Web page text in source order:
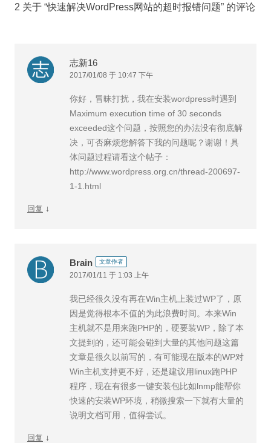
2 关于 “快速解决WordPress网站的超时报错问题” 的评论
志新16
2017/01/08 于 10:47 下午
你好，冒昧打扰，我在安装wordpress时遇到
Maximum execution time of 30 seconds
exceeded这个问题，按照您的办法没有彻底解
决，可否麻烦您解答下我的问题呢？谢谢！具
体问题过程请看这个帖子：
http://www.wordpress.org.cn/thread-200697-
1-1.html
回复 ↓
Brain 文章作者
2017/01/11 于 1:03 上午
我已经很久没有再在Win主机上装过WP了，原
因是觉得根本不值的为此浪费时间。本来Win
主机就不是用来跑PHP的，硬要装WP，除了本
文提到的，还可能会碰到大量的其他问题这篇
文章是很久以前写的，有可能现在版本的WP对
Win主机支持更不好，还是建议用linux跑PHP
程序，现在有很多一键安装包比如lnmp能帮你
快速的安装WP环境，稍微搜索一下就有大量的
说明文档可用，值得尝试。
回复 ↓